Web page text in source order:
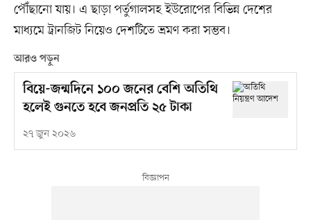
পৌঁছানো যায়। এ ছাড়া পর্তুগালসহ ইউরোপের বিভিন্ন দেশের
মাধ্যমে ট্রানজিট নিয়েও দেশটিতে ভ্রমণ করা সম্ভব।
আরও পড়ুন
বিয়ে-জন্মদিনে ১০০ জনের বেশি অতিথি
হলেই গুনতে হবে জনপ্রতি ২৫ টাকা
২৭ জুন ২০২৬